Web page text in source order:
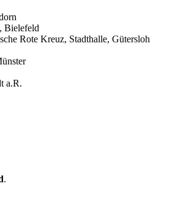
Bielefeld
Rote Kreuz, Stadthalle, Gütersloh
a.R.
.